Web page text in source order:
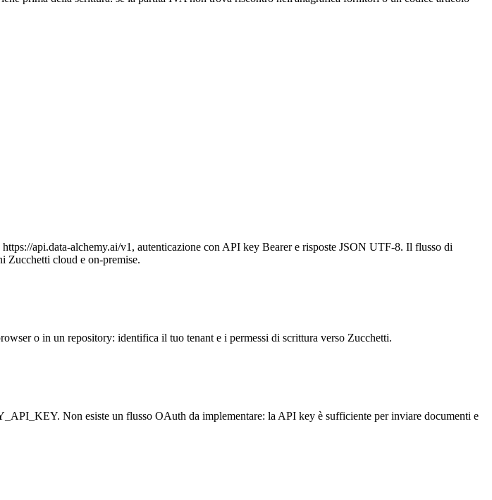
api.data-alchemy.ai/v1, autenticazione con API key Bearer e risposte JSON UTF-8. Il flusso di
Zucchetti cloud e on-premise.
o in un repository: identifica il tuo tenant e i permessi di scrittura verso Zucchetti.
Non esiste un flusso OAuth da implementare: la API key è sufficiente per inviare documenti e